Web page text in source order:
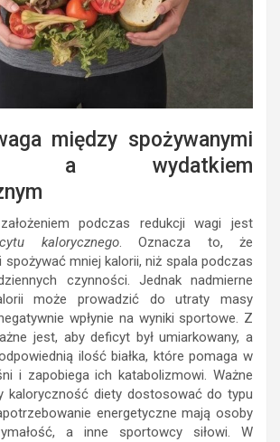
między spożywanymi
a wydatkiem
podczas redukcji wagi jest
kalorycznego. Oznacza to, że
mniej kalorii, niż spala podczas
czynności. Jednak nadmierne
może prowadzić do utraty masy
wpłynie na wyniki sportowe. Z
jest, aby deficyt był umiarkowany, a
ilość białka, które pomaga w
i zapobiega ich katabolizmowi. Ważne
kaloryczność diety dostosować do typu
energetyczne mają osoby
a inne sportowcy siłowi. W